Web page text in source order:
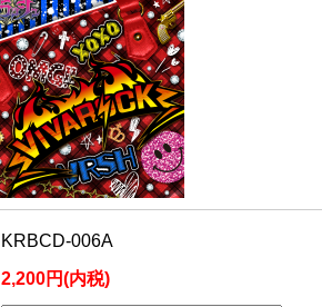
KRBCD-006A
2,200円(内税)